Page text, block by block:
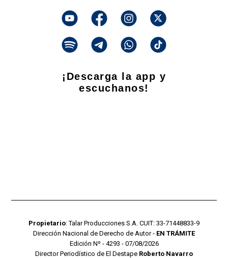
¡Descarga la app y
escuchanos!
Propietario: Talar Producciones S.A. CUIT: 33-71448833-9
Dirección Nacional de Derecho de Autor - EN TRÁMITE
Edición Nº - 4293 - 07/08/2026
Director Periodístico de El Destape Roberto Navarro